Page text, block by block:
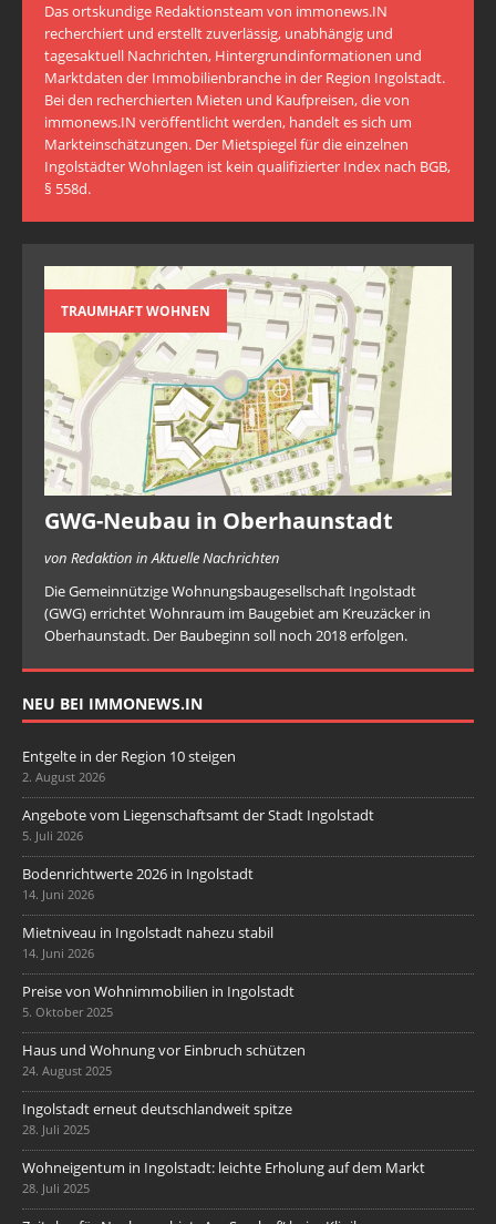
Das ortskundige Redaktionsteam von immonews.IN
recherchiert und erstellt zuverlässig, unabhängig und
tagesaktuell Nachrichten, Hintergrundinformationen und
Marktdaten der Immobilienbranche in der Region Ingolstadt.
Bei den recherchierten Mieten und Kaufpreisen, die von
immonews.IN veröffentlicht werden, handelt es sich um
Markteinschätzungen. Der Mietspiegel für die einzelnen
Ingolstädter Wohnlagen ist kein qualifizierter Index nach BGB,
§ 558d.
TRAUMHAFT WOHNEN
GWG-Neubau in Oberhaunstadt
von Redaktion in Aktuelle Nachrichten
Die Gemeinnützige Wohnungsbaugesellschaft Ingolstadt
(GWG) errichtet Wohnraum im Baugebiet am Kreuzäcker in
Oberhaunstadt. Der Baubeginn soll noch 2018 erfolgen.
NEU BEI IMMONEWS.IN
Entgelte in der Region 10 steigen
2. August 2026
Angebote vom Liegenschaftsamt der Stadt Ingolstadt
5. Juli 2026
Bodenrichtwerte 2026 in Ingolstadt
14. Juni 2026
Mietniveau in Ingolstadt nahezu stabil
14. Juni 2026
Preise von Wohnimmobilien in Ingolstadt
5. Oktober 2025
Haus und Wohnung vor Einbruch schützen
24. August 2025
Ingolstadt erneut deutschlandweit spitze
28. Juli 2025
Wohneigentum in Ingolstadt: leichte Erholung auf dem Markt
28. Juli 2025